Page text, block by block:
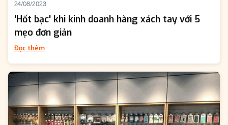
24/08/2023
'Hốt bạc' khi kinh doanh hàng xách tay với 5
mẹo đơn giản
Đọc thêm